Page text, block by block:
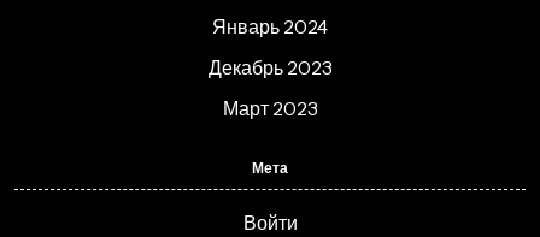
Январь 2024
Декабрь 2023
Март 2023
Мета
Войти